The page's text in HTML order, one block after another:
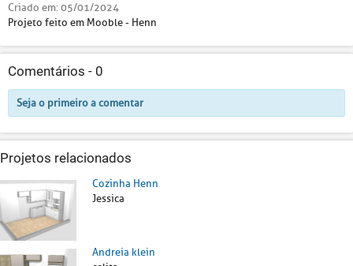
Criado em:05/01/2024
Projeto feito em Mooble - Henn
Comentários - 0
Seja o primeiro a comentar
Projetos relacionados
Cozinha Henn
Jessica
Andreia klein